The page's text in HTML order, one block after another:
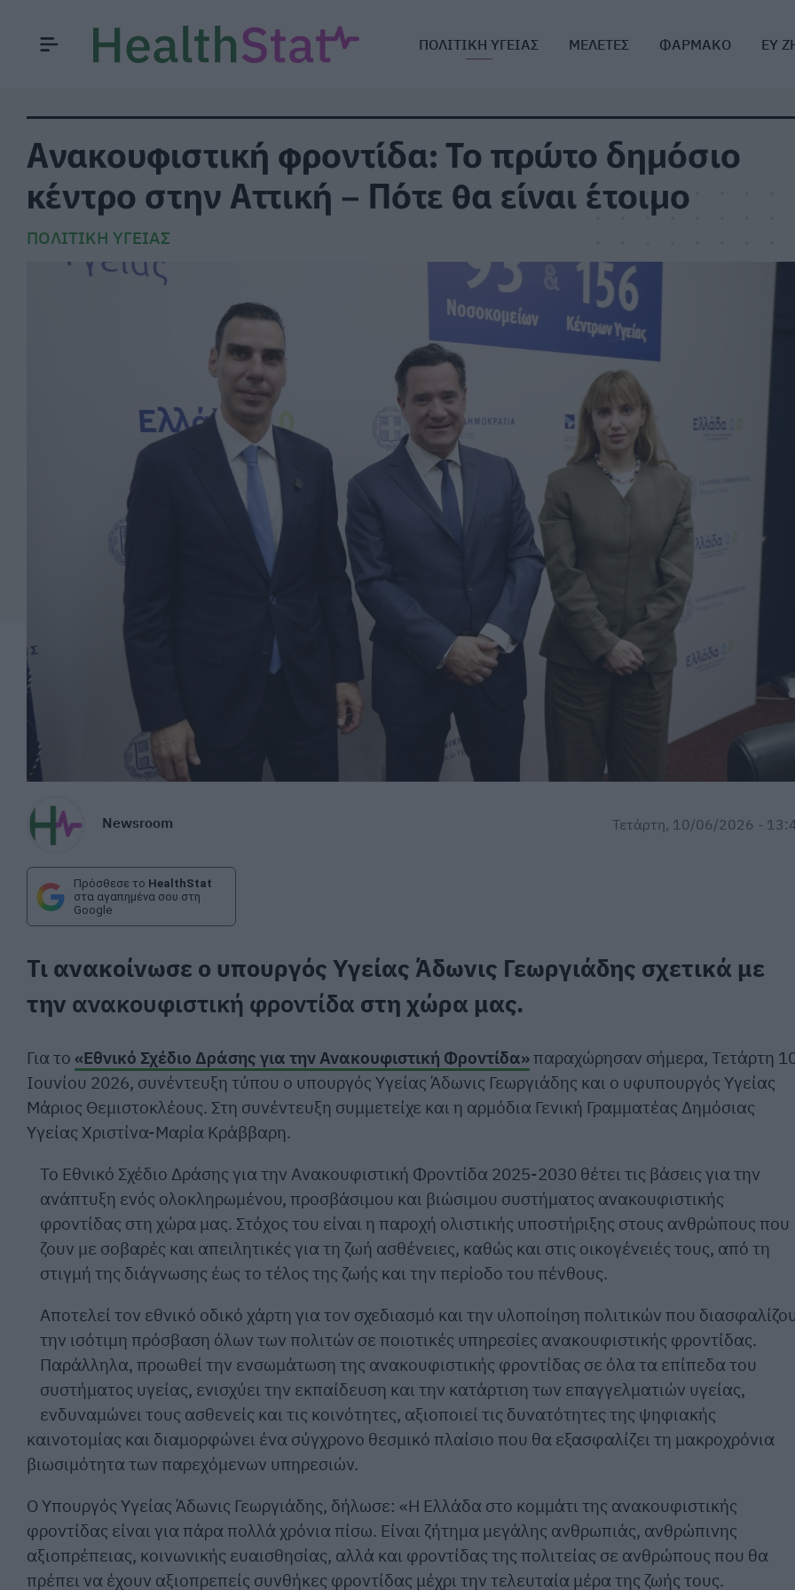
ΠΟΛΙΤΙΚΗ ΥΓΕΙΑΣ ΜΕΛΕΤΕΣ ΦΑΡΜΑΚΟ ΕΥ
Ανακουφιστική φροντίδα: Το πρώτο δημόσιο
κέντρο στην Αττική – Πότε θα είναι έτοιμο
ΠΟΛΙΤΙΚΉ ΥΓΕΊΑΣ
Newsroom Τετάρτη, 10/06/2026 -
Πρόσθεσε το HealthStat
στα αγαπημένα σου στη
Google
Τι ανακοίνωσε ο υπουργός Υγείας Άδωνις Γεωργιάδης σχετικά με
την ανακουφιστική φροντίδα στη χώρα μας.
Για το «Εθνικό Σχέδιο Δράσης για την Ανακουφιστική Φροντίδα»παραχώρησαν σήμερα, Τετάρτη
Ιουνίου 2026, συνέντευξη τύπου ο υπουργός Υγείας Άδωνις Γεωργιάδης και ο υφυπουργός Υγείας
Μάριος Θεμιστοκλέους. Στη συνέντευξη συμμετείχε και η αρμόδια Γενική Γραμματέας Δημόσιας
Υγείας Χριστίνα-Μαρία Κράββαρη.
Το Εθνικό Σχέδιο Δράσης για την Ανακουφιστική Φροντίδα 2025-2030 θέτει τις βάσεις για την
ανάπτυξη ενός ολοκληρωμένου, προσβάσιμου και βιώσιμου συστήματος ανακουφιστικής
φροντίδας στη χώρα μας. Στόχος του είναι η παροχή ολιστικής υποστήριξης στους ανθρώπους που
ζουν με σοβαρές και απειλητικές για τη ζωή ασθένειες, καθώς και στις οικογένειές τους, από τη
στιγμή της διάγνωσης έως το τέλος της ζωής και την περίοδο του πένθους.
Αποτελεί τον εθνικό οδικό χάρτη για τον σχεδιασμό και την υλοποίηση πολιτικών που
την ισότιμη πρόσβαση όλων των πολιτών σε ποιοτικές υπηρεσίες ανακουφιστικής φροντίδας.
Παράλληλα, προωθεί την ενσωμάτωση της ανακουφιστικής φροντίδας σε όλα τα επίπεδα του
συστήματος υγείας, ενισχύει την εκπαίδευση και την κατάρτιση των επαγγελματιών υγείας,
ενδυναμώνει τους ασθενείς και τις κοινότητες, αξιοποιεί τις δυνατότητες της ψηφιακής
καινοτομίας και διαμορφώνει ένα σύγχρονο θεσμικό πλαίσιο που θα εξασφαλίζει τη μακροχρόνια
βιωσιμότητα των παρεχόμενων υπηρεσιών.
Ο Υπουργός Υγείας Άδωνις Γεωργιάδης, δήλωσε: «Η Ελλάδα στο κομμάτι της ανακουφιστικής
φροντίδας είναι για πάρα πολλά χρόνια πίσω. Είναι ζήτημα μεγάλης ανθρωπιάς, ανθρώπινης
αξιοπρέπειας, κοινωνικής ευαισθησίας, αλλά και φροντίδας της πολιτείας σε ανθρώπους που θα
πρέπει να έχουν αξιοπρεπείς συνθήκες φροντίδας μέχρι την τελευταία μέρα της ζωής τους.